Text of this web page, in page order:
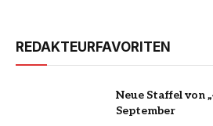
REDAKTEURFAVORITEN
Neue Staffel von
September